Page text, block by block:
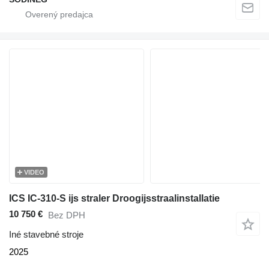
VIDEO
ICS IC-310-S ijs straler Droogijsstraalinstallatie
10 750 € Bez DPH
Iné stavebné stroje
2025